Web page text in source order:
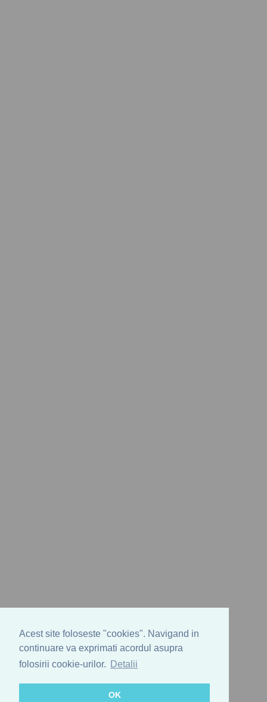
Acest site foloseste "cookies". Navigand in
continuare va exprimati acordul asupra
folosirii cookie-urilor.
Detalii
OK